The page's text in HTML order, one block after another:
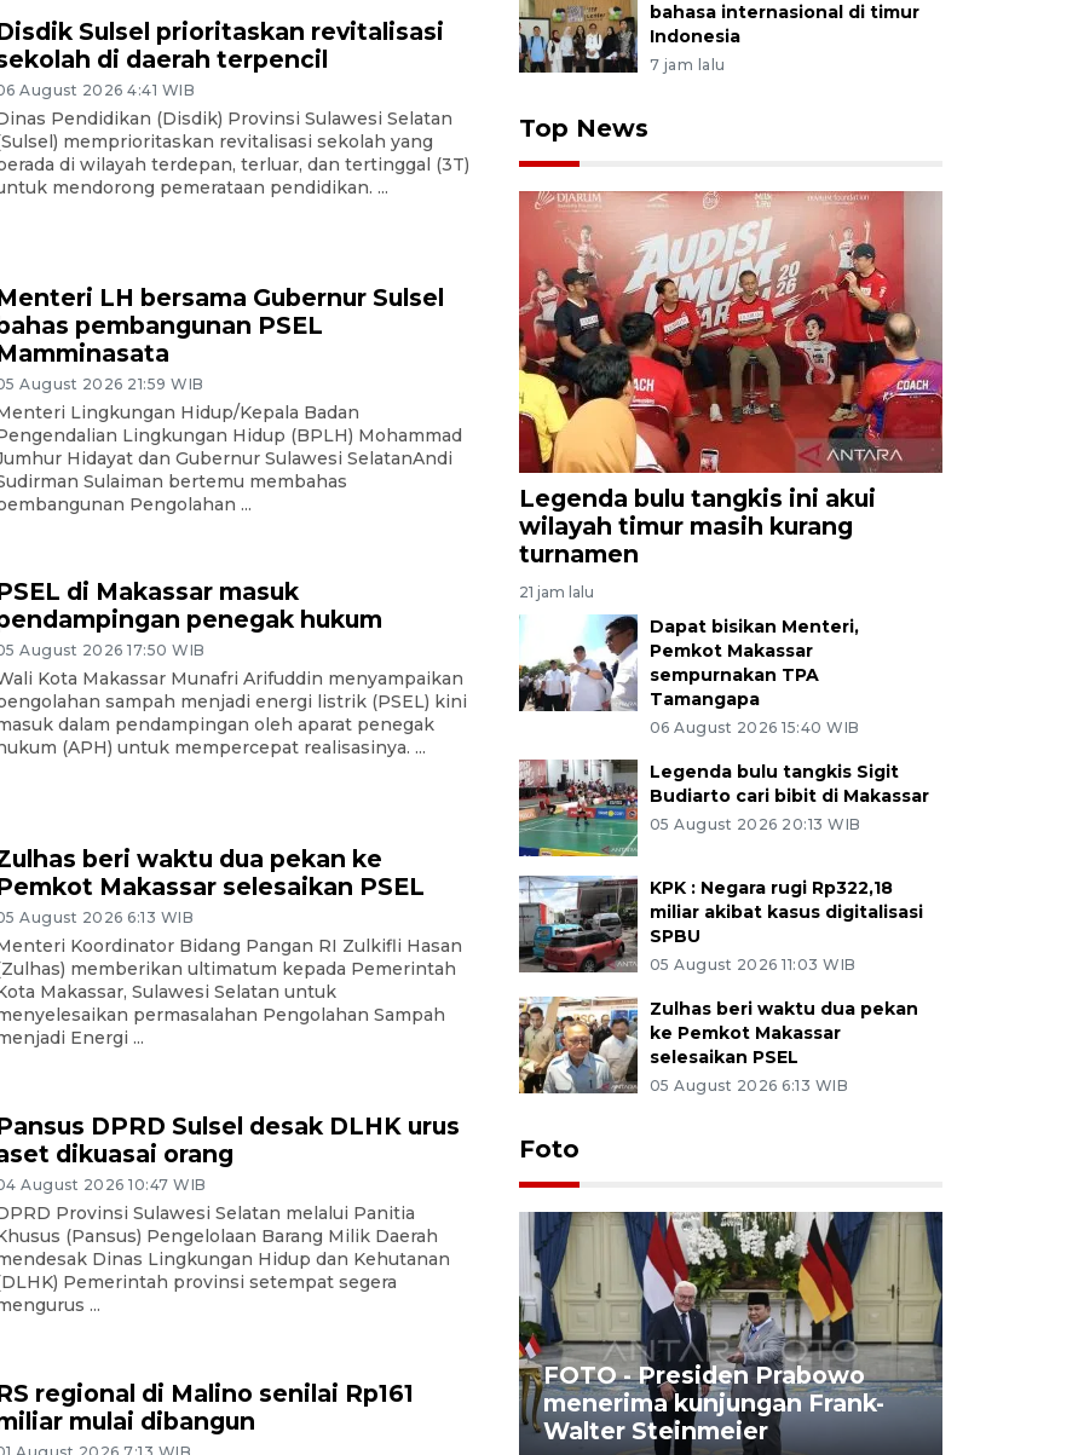
Sulsel prioritaskan revitalisasi
di daerah terpencil
August 2026 4:41 WIB
Pendidikan (Disdik) Provinsi Sulawesi Selatan
memprioritaskan revitalisasi sekolah yang
di wilayah terdepan, terluar, dan tertinggal (3T)
mendorong pemerataan pendidikan. ...
LH bersama Gubernur Sulsel
pembangunan PSEL
August 2026 21:59 WIB
Lingkungan Hidup/Kepala Badan
Lingkungan Hidup (BPLH) Mohammad
Hidayat dan Gubernur Sulawesi SelatanAndi
Sulaiman bertemu membahas
Pengolahan ...
di Makassar masuk
penegak hukum
August 2026 17:50 WIB
Kota Makassar Munafri Arifuddin menyampaikan
sampah menjadi energi listrik (PSEL) kini
dalam pendampingan oleh aparat penegak
(APH) untuk mempercepat realisasinya. ...
beri waktu dua pekan ke
Makassar selesaikan PSEL
August 2026 6:13 WIB
Koordinator Bidang Pangan RI Zulkifli Hasan
memberikan ultimatum kepada Pemerintah
Makassar, Sulawesi Selatan untuk
permasalahan Pengolahan Sampah
Energi ...
DPRD Sulsel desak DLHK urus
dikuasai orang
August 2026 10:47 WIB
Provinsi Sulawesi Selatan melalui Panitia
(Pansus) Pengelolaan Barang Milik Daerah
Dinas Lingkungan Hidup dan Kehutanan
Pemerintah provinsi setempat segera
...
regional di Malino senilai Rp161
mulai dibangun
bahasa internasional di timur
Indonesia
7 jam lalu
Top News
Legenda bulu tangkis ini akui
wilayah timur masih kurang
turnamen
21 jam lalu
Dapat bisikan Menteri,
Pemkot Makassar
sempurnakan TPA
Tamangapa
06 August 2026 15:40 WIB
Legenda bulu tangkis Sigit
Budiarto cari bibit di Makassar
05 August 2026 20:13 WIB
KPK : Negara rugi Rp322,18
miliar akibat kasus digitalisasi
SPBU
05 August 2026 11:03 WIB
Zulhas beri waktu dua pekan
ke Pemkot Makassar
selesaikan PSEL
05 August 2026 6:13 WIB
Foto
FOTO - Kirab memperingati
HUT ke-80 Raja Keraton
Yogyakarta
FOTO - Presiden Prabowo
menerima kunjungan Frank-
Walter Steinmeier